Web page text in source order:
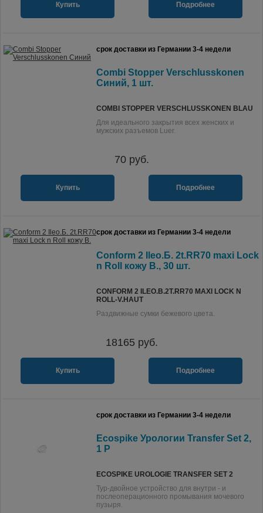
Купить Подробнее
срок доставки из Германии 3-4 недели
Combi Stopper Verschlusskonen
Синий, 1 шт.
COMBI STOPPER VERSCHLUSSKONEN BLAU
Для идеального закрытия всех женских и
мужских разъемов Luer.
70руб.
Купить Подробнее
срок доставки из Германии 3-4 недели
Conform 2 Ileo.Б. 2t.RR70 maxi Lock
n Roll кожу В., 30 шт.
CONFORM 2 ILEO.B.2T.RR70 MAXI LOCK N
ROLL-V.HAUT
Раздвижные сумки бежевого цвета.
18165 руб.
Купить Подробнее
срок доставки из Германии 3-4 недели
Ecospike Урологии Transfer Set 2,
1 P
ECOSPIKE UROLOGIE TRANSFER SET 2
Тур-двойное устройство для внутри - и
послеоперационного промывания мочевого
пузыря.